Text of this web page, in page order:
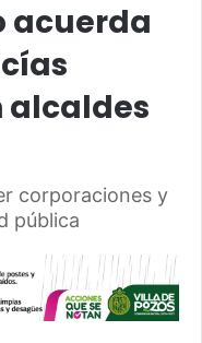
acuerda
alcaldes
corporaciones y
pública